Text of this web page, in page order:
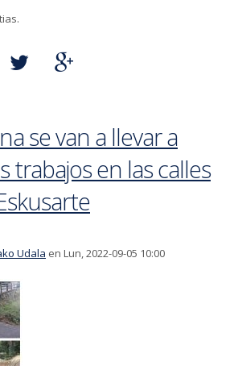
se van a llevar a
trabajos en las calles
Udala en Lun, 2022-09-05 10:00